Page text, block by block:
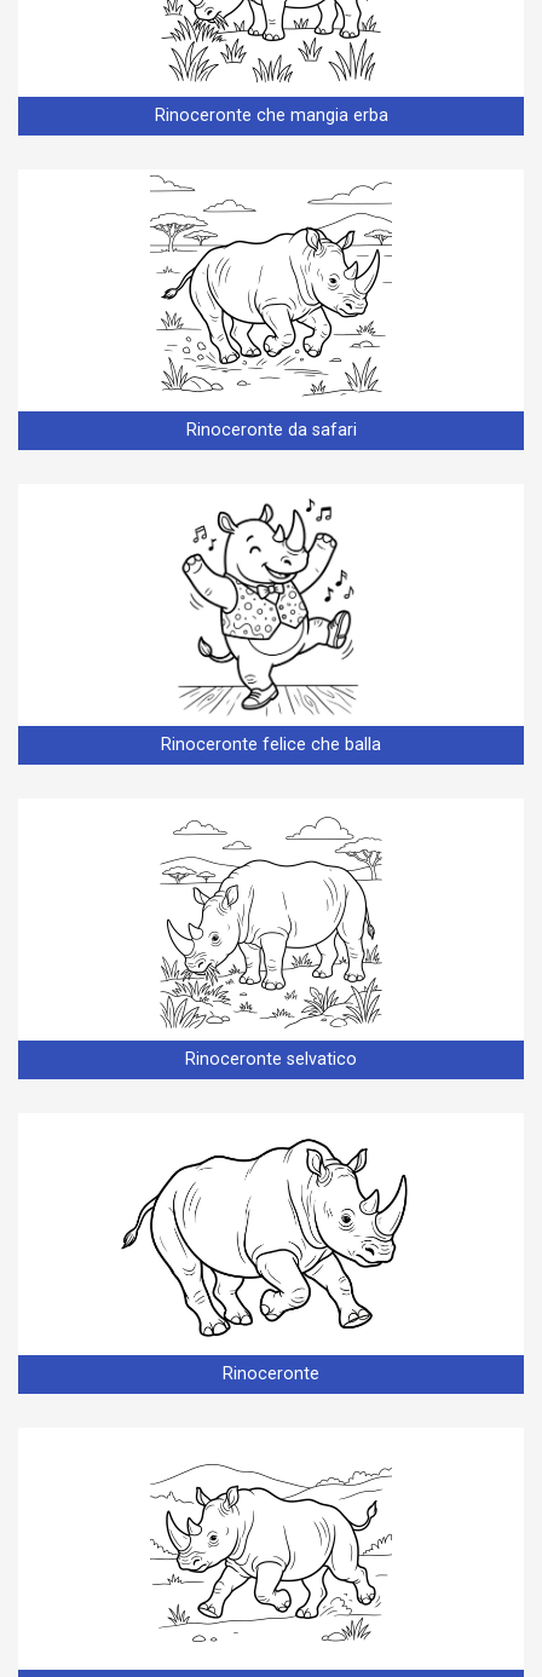
Rinoceronte che mangia erba
Rinoceronte da safari
Rinoceronte felice che balla
Rinoceronte selvatico
Rinoceronte